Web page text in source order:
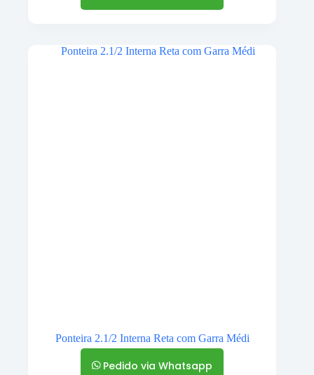
Ponteira 2.1/2 Interna Reta com Garra Médi
Pedido via Whatsapp